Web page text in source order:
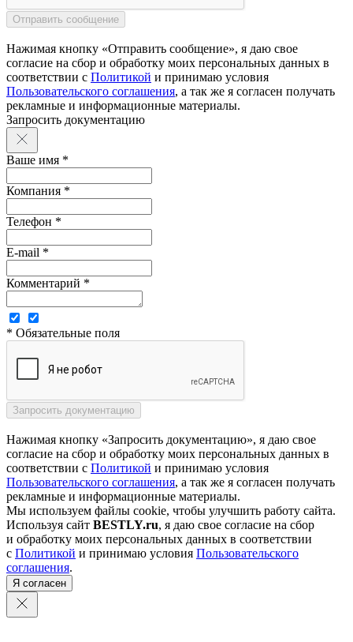
Нажимая кнопку «Отправить сообщение», я даю свое
согласие на сбор и обработку моих персональных данных в
соответствии с Политикой и принимаю условия
Пользовательского соглашения, а так же я согласен получать
рекламные и информационные материалы.
Запросить документацию
Ваше имя *
Компания *
Телефон *
E-mail *
Комментарий *
* Обязательные поля
Нажимая кнопку «Запросить документацию», я даю свое
согласие на сбор и обработку моих персональных данных в
соответствии с Политикой и принимаю условия
Пользовательского соглашения, а так же я согласен получать
рекламные и информационные материалы.
Мы используем файлы cookie, чтобы улучшить работу сайта.
Используя сайт BESTLY.ru, я даю свое согласие на сбор
и обработку моих персональных данных в соответствии
с Политикой и принимаю условия Пользовательского
соглашения.
Я согласен